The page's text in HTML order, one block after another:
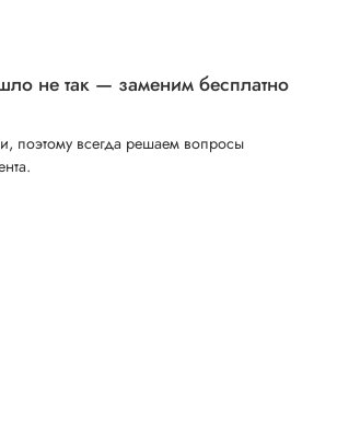
не так — заменим бесплатно
поэтому всегда решаем вопросы